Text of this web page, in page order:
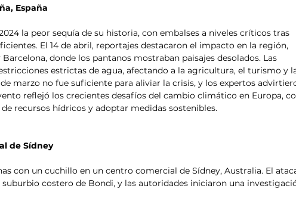
España
la peor sequía de su historia, con embalses a niveles críticos tras
El 14 de abril, reportajes destacaron el impacto en la región,
donde los pantanos mostraban paisajes desolados. Las
estrictas de agua, afectando a la agricultura, el turismo y
marzo no fue suficiente para aliviar la crisis, y los expertos
reflejó los crecientes desafíos del cambio climático en Europa,
recursos hídricos y adoptar medidas sostenibles.
de Sídney
con un cuchillo en un centro comercial de Sídney, Australia. El
costero de Bondi, y las autoridades iniciaron una